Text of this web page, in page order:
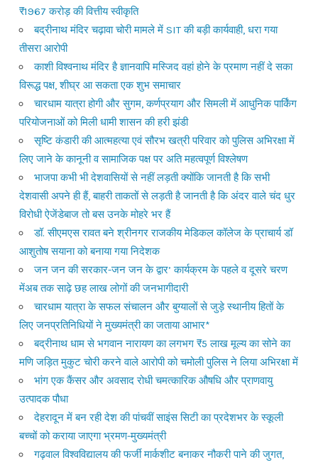
₹1967 करोड़ की वित्तीय स्वीकृति
बद्रीनाथ मंदिर चढ़ावा चोरी मामले में SIT की बड़ी कार्यवाही, धरा गया
तीसरा आरोपी
काशी विश्वनाथ मंदिर है ज्ञानवापि मस्जिद वहां होने के प्रमाण नहीं दे सका
विरूद्ध पक्ष, शीघ्र आ सकता एक शुभ समाचार
चारधाम यात्रा होगी और सुगम, कर्णप्रयाग और सिमली में आधुनिक पार्किंग
परियोजनाओं को मिली धामी शासन की हरी झंडी
सृष्टि कंडारी की आत्महत्या एवं सौरभ खत्री परिवार को पुलिस अभिरक्षा में
लिए जाने के कानूनी व सामाजिक पक्ष पर अति महत्वपूर्ण विश्लेषण
भाजपा कभी भी देशवासियों से नहीं लड़ती क्योंकि जानती है कि सभी
देशवासी अपने ही हैं, बाहरी ताकतों से लड़ती है जानती है कि अंदर वाले चंद धुर
विरोधी ऐजेंडेबाज तो बस उनके मोहरे भर हैं
डॉ. सीएमएस रावत बने श्रीनगर राजकीय मेडिकल कॉलेज के प्राचार्य डॉ
आशुतोष सयाना को बनाया गया निदेशक
जन जन की सरकार-जन जन के द्वार’ कार्यक्रम के पहले व दूसरे चरण
मेंअब तक साढ़े छह लाख लोगों की जनभागीदारी
चारधाम यात्रा के सफल संचालन और बुग्यालों से जुड़े स्थानीय हितों के
लिए जनप्रतिनिधियों ने मुख्यमंत्री का जताया आभार*
बद्रीनाथ धाम से भगवान नारायण का लगभग ₹5 लाख मूल्य का सोने का
मणि जड़ित मुकुट चोरी करने वाले आरोपी को चमोली पुलिस ने लिया अभिरक्षा में
भांग एक कैंसर और अवसाद रोधी चमत्कारिक औषधि और प्राणवायु
उत्पादक पौधा
देहरादून में बन रही देश की पांचवीं साइंस सिटी का प्रदेशभर के स्कूली
बच्चों को कराया जाएगा भ्रमण-मुख्यमंत्री
गढ़वाल विश्वविद्यालय की फर्जी मार्कशीट बनाकर नौकरी पाने की जुगत,